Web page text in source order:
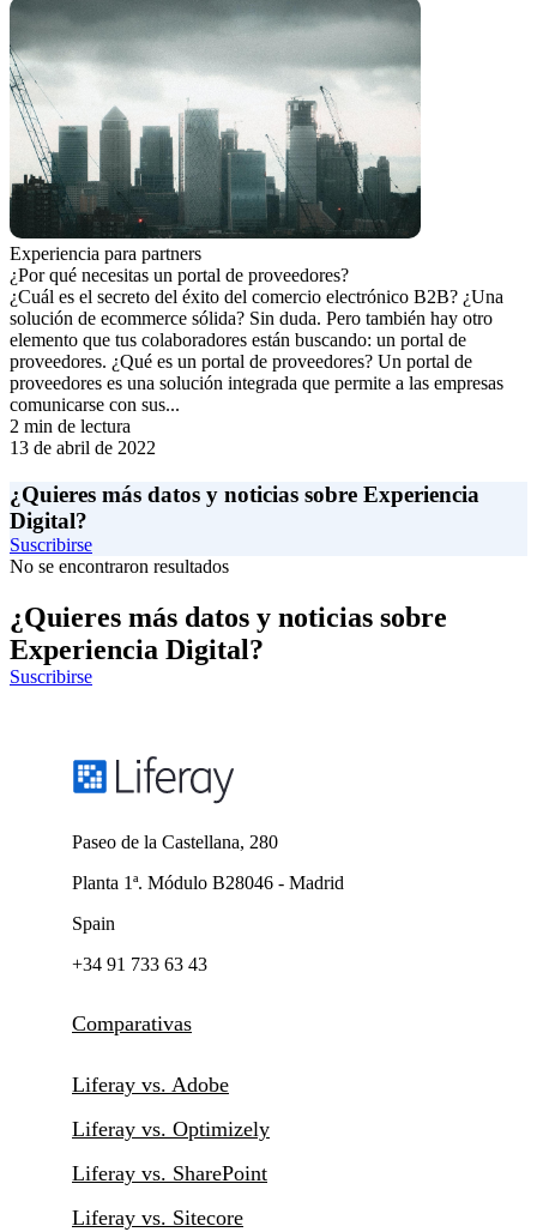
Experiencia para partners
¿Por qué necesitas un portal de proveedores?
¿Cuál es el secreto del éxito del comercio electrónico B2B? ¿Una
solución de ecommerce sólida? Sin duda. Pero también hay otro
elemento que tus colaboradores están buscando: un portal de
proveedores. ¿Qué es un portal de proveedores? Un portal de
proveedores es una solución integrada que permite a las empresas
comunicarse con sus...
2 min de lectura
13 de abril de 2022
¿Quieres más datos y noticias sobre Experiencia
Digital?
Suscribirse
No se encontraron resultados
¿Quieres más datos y noticias sobre
Experiencia Digital?
Suscribirse
Paseo de la Castellana, 280
Planta 1ª. Módulo B28046 - Madrid
Spain
+34 91 733 63 43
Comparativas
Liferay vs. Adobe
Liferay vs. Optimizely
Liferay vs. SharePoint
Liferay vs. Sitecore